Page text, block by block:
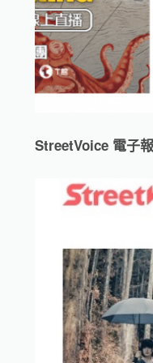
StreetVoice 電子報